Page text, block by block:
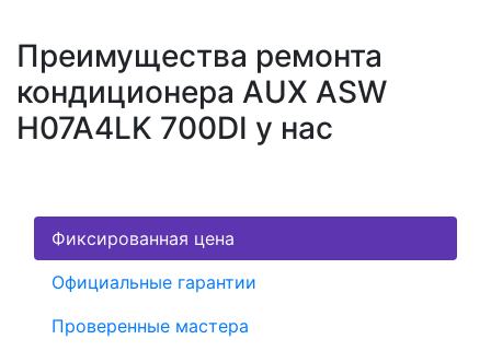
Преимущества ремонта
кондиционера AUX ASW
H07A4LK 700DI у нас
Фиксированная цена
Официальные гарантии
Проверенные мастера